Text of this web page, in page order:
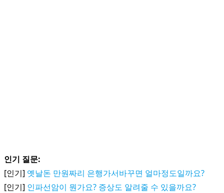
인기 질문:
[인기] 옛날돈 만원짜리 은행가서바꾸면 얼마정도일까요?
[인기] 인파선암이 뭔가요? 증상도 알려줄 수 있을까요?